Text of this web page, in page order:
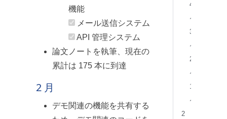
機能
メール送信システム
API 管理システム
論文ノートを執筆、現在の
累計は 175 本に到達
2 月
デモ関連の機能を共有する
4
月
3
月
2
月
1
月
2